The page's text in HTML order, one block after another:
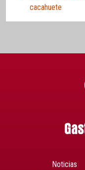
cacahuete
Noticias